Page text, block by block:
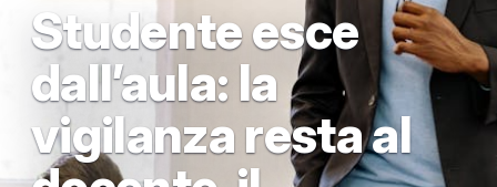
Studente esce
dall’aula: la
vigilanza resta al